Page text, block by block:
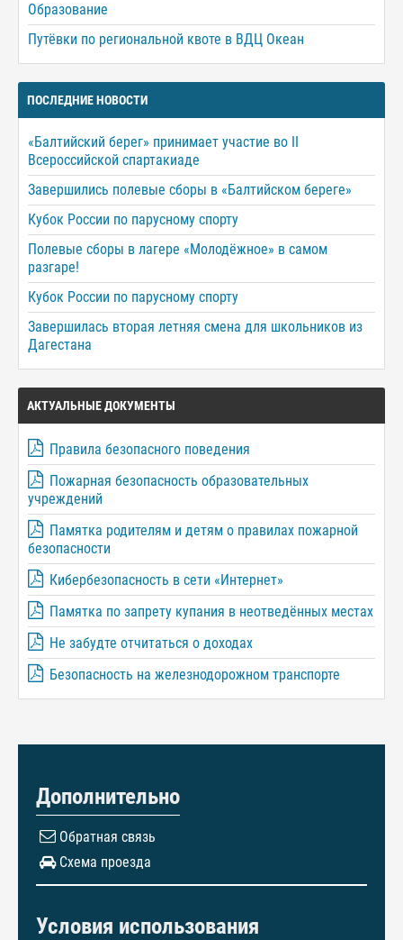
Образование
Путёвки по региональной квоте в ВДЦ Океан
ПОСЛЕДНИЕ НОВОСТИ
«Балтийский берег» принимает участие во II
Всероссийской спартакиаде
Завершились полевые сборы в «Балтийском береге»
Кубок России по парусному спорту
Полевые сборы в лагере «Молодёжное» в самом
разгаре!
Кубок России по парусному спорту
Завершилась вторая летняя смена для школьников из
Дагестана
АКТУАЛЬНЫЕ ДОКУМЕНТЫ
Правила безопасного поведения
Пожарная безопасность образовательных
учреждений
Памятка родителям и детям о правилах пожарной
безопасности
Кибербезопасность в сети «Интернет»
Памятка по запрету купания в неотведённых местах
Не забудте отчитаться о доходах
Безопасность на железнодорожном транспорте
Дополнительно
Обратная связь
Схема проезда
Условия использования